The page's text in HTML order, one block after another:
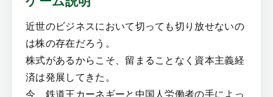
近世のビジネスにおいて切っても切り放せないの
は株の存在だろう。
株式があるからこそ、留まることなく資本主義経
済は発展してきた。
今、鉄道王カーネギーと中国人労働者の手によっ